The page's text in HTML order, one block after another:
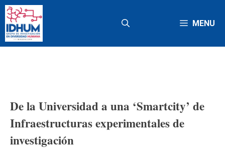
Saltar
al
contenido
MENU
De la Universidad a una ‘Smartcity’ de
Infraestructuras experimentales de
investigación